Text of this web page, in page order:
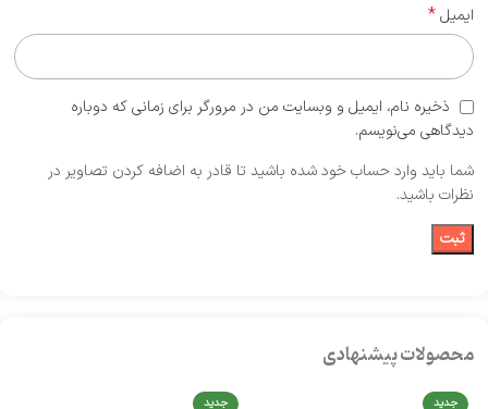
ایمیل*
ذخیره نام، ایمیل و وبسایت من در مرورگر برای زمانی که دوباره
دیدگاهی می‌نویسم.
شما باید وارد حساب خود شده باشید تا قادر به اضافه کردن تصاویر در
نظرات باشید.
محصولات پیشنهادی
جدید جدید